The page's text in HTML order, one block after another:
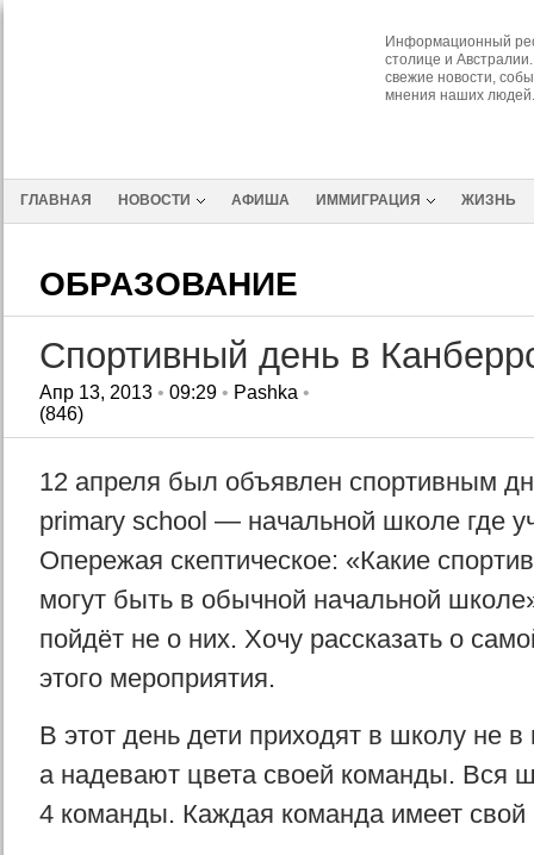
Информационный
столице и
свежие новости,
мнения наших людей.
ГЛАВНАЯ НОВОСТИ АФИША ИММИГРАЦИЯ ЖИЗНЬ
ОБРАЗОВАНИЕ
Спортивный день в
Апр 13, 2013• 09:29• Pashka •
(846)
12 апреля был объявлен спортивным
primary school — начальной школе где
Опережая скептическое: «Какие
могут быть в обычной начальной
пойдёт не о них. Хочу рассказать о
этого мероприятия.
В этот день дети приходят в школу не
а надевают цвета своей команды. Вся
4 команды. Каждая команда имеет свой